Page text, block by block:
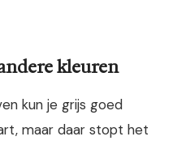
kleuren
kun je grijs goed
maar daar stopt het